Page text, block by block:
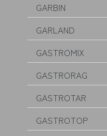
GARBIN
GARLAND
GASTROMIX
GASTRORAG
GASTROTAR
GASTROTOP